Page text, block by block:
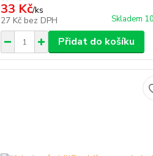
33 Kč/ks
27 Kč bez DPH Skladem
Přidat do košíku